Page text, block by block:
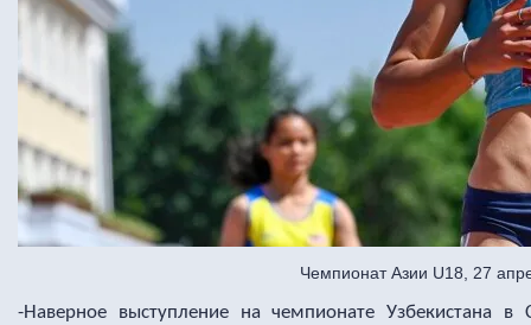
Чемпионат Азии U18, 27
-Наверное выступление на чемпионате Узбекистана